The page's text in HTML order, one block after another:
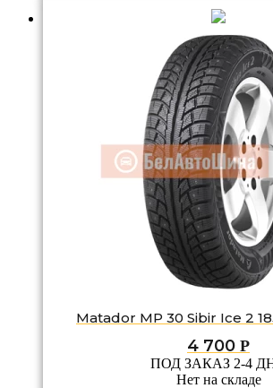
Matador MP 30 Sibir Ice 2
4 700 Р
ПОД ЗАКАЗ 2-4
Нет на складе